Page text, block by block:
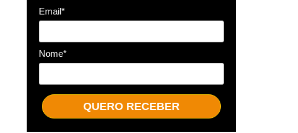
Email*
Nome*
QUERO RECEBER